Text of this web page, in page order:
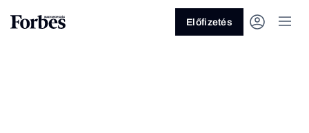
Előfizetés